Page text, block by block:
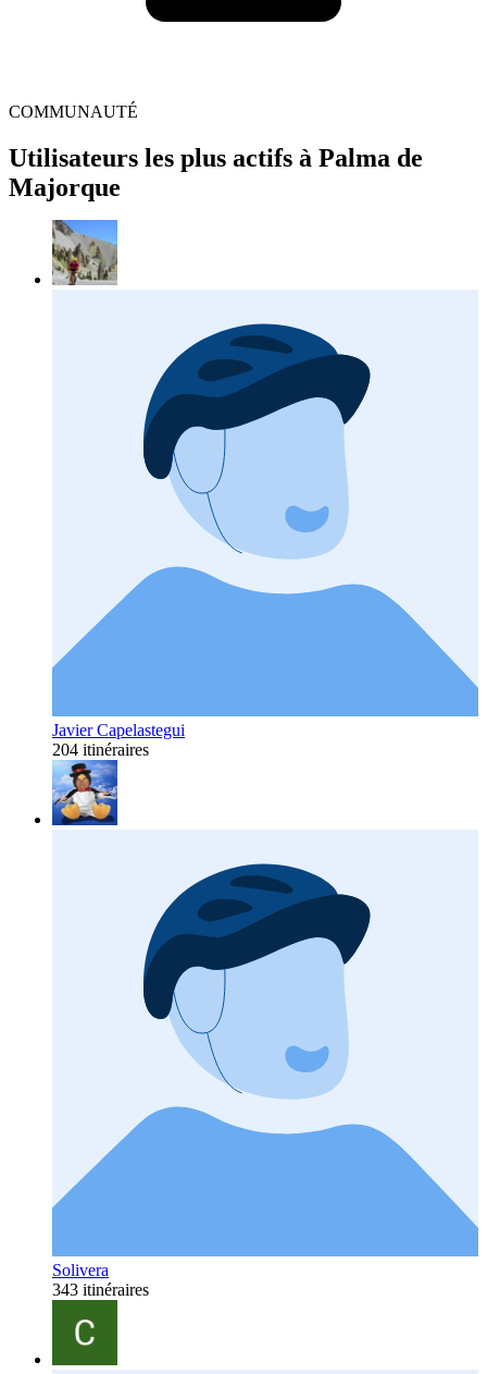
COMMUNAUTÉ
Utilisateurs les plus actifs à Palma de
Majorque
Javier Capelastegui
204 itinéraires
Solivera
343 itinéraires